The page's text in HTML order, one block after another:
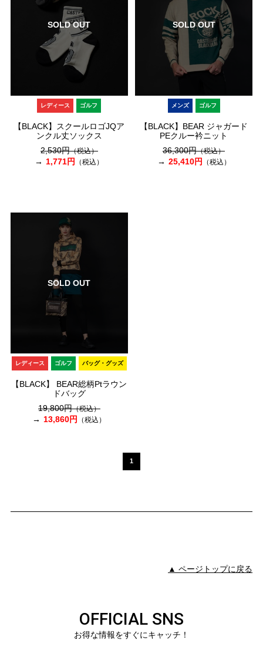
SOLD OUT
レディース ゴルフ
【BLACK】スクールロゴJQア
ンクル丈ソックス
2,530円（税込）
1,771円 （税込）
SOLD OUT
メンズ ゴルフ
【BLACK】BEAR ジャガード
PEクルー衿ニット
36,300円（税込）
25,410円 （税込）
SOLD OUT
レディース ゴルフ バッグ・グッズ
【BLACK】 BEAR総柄Ptラウン
ドバッグ
19,800円（税込）
13,860円 （税込）
1
▲ ページトップに戻る
OFFICIAL SNS
お得な情報をすぐにキャッチ！